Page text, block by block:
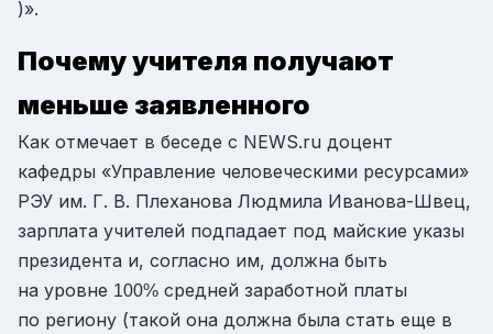
)».
Почему учителя получают
меньше заявленного
Как отмечает в беседе с NEWS.ru доцент
кафедры «Управление человеческими ресурсами»
РЭУ им. Г. В. Плеханова Людмила Иванова-Швец,
зарплата учителей подпадает под майские указы
президента и, согласно им, должна быть
на уровне 100% средней заработной платы
по региону (такой она должна была стать еще в